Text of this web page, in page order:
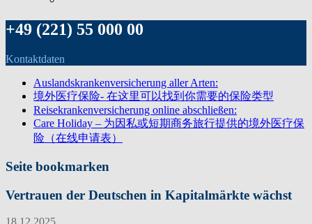
+49 (221) 55 000 00
Kontaktdaten
Auslandskrankenversicherung aller Arten:
境外医疗保险- 在这里可以找到你需要的保险类型
Reisekrankenversicherung online abschließen:
Care Holiday – 为因私或短期商务旅行提供的境外医疗保
险（在线申请表）
Seite bookmarken
Vertrauen der Deutschen in Kapitalmärkte wächst